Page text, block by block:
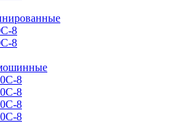
8
8
8
8
8
8